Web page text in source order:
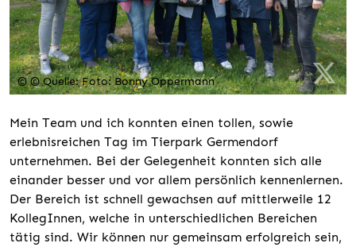
© © Quelle: Foto: Bonny Oppermann
Mein Team und ich konnten einen tollen, sowie
erlebnisreichen Tag im Tierpark Germendorf
unternehmen. Bei der Gelegenheit konnten sich alle
einander besser und vor allem persönlich kennenlernen.
Der Bereich ist schnell gewachsen auf mittlerweile 12
KollegInnen, welche in unterschiedlichen Bereichen
tätig sind. Wir können nur gemeinsam erfolgreich sein,